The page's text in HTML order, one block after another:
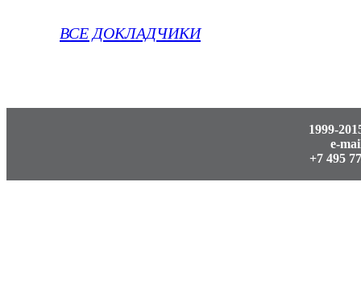
ВСЕ ДОКЛАДЧИКИ
1999-
e-
+7 495